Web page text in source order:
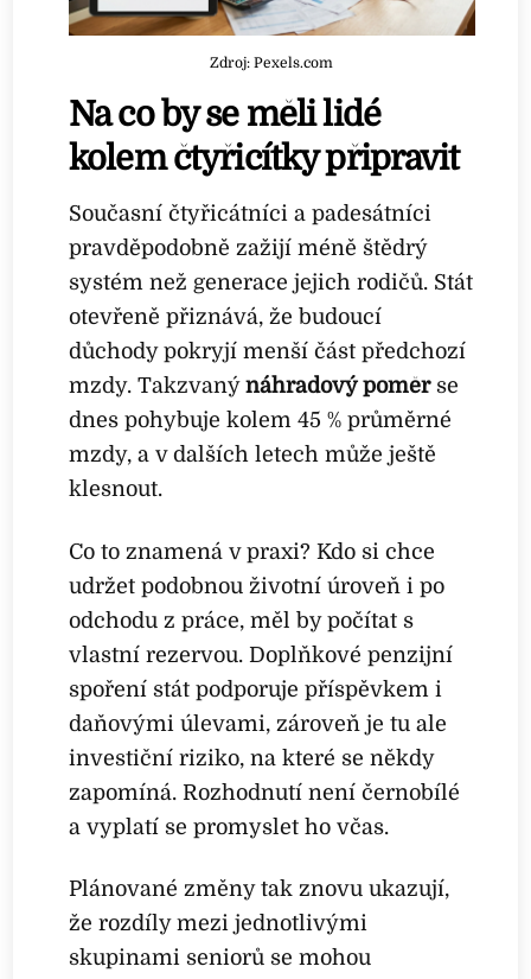
Zdroj: Pexels.com
Na co by se měli lidé
kolem čtyřicítky připravit
Současní čtyřicátníci a padesátníci
pravděpodobně zažijí méně štědrý
systém než generace jejich rodičů. Stát
otevřeně přiznává, že budoucí
důchody pokryjí menší část předchozí
mzdy. Takzvanýnáhradový poměrse
dnes pohybuje kolem 45 % průměrné
mzdy, a v dalších letech může ještě
klesnout.
Co to znamená v praxi? Kdo si chce
udržet podobnou životní úroveň i po
odchodu z práce, měl by počítat s
vlastní rezervou. Doplňkové penzijní
spoření stát podporuje příspěvkem i
daňovými úlevami, zároveň je tu ale
investiční riziko, na které se někdy
zapomíná. Rozhodnutí není černobílé
a vyplatí se promyslet ho včas.
Plánované změny tak znovu ukazují,
že rozdíly mezi jednotlivými
skupinami seniorů se mohou